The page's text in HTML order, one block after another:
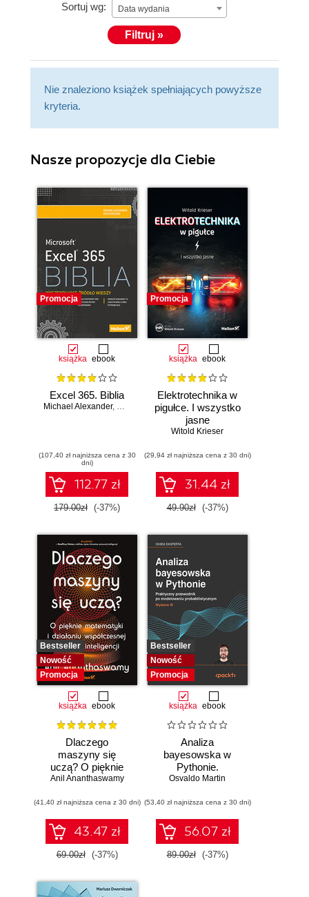
Sortuj wg: Data wydania
Filtruj »
Nie znaleziono książek spełniających powyższe
kryteria.
Nasze propozycje dla Ciebie
Promocja
książka ebook
Excel 365. Biblia
Michael Alexander, Dick Kusleika
(107,40 zł najniższa cena z 30
dni)
112.77 zł
179.00zł (-37%)
Promocja
książka ebook
Elektrotechnika w
pigułce. I wszystko
jasne
Witold Krieser
(29,94 zł najniższa cena z 30 dni)
31.44 zł
49.90zł (-37%)
Bestseller
Nowość
Promocja
książka ebook
Dlaczego
maszyny się
uczą? O pięknie
matematyki i
współczesnej
sztucznej
inteligencji
Anil Ananthaswamy
(41,40 zł najniższa cena z 30 dni)
43.47 zł
69.00zł (-37%)
Bestseller
Nowość
Promocja
książka ebook
Analiza
bayesowska w
Pythonie.
Praktyczny
modelowaniu
probabilistycznym.
Wydanie III
Osvaldo Martin
(53,40 zł najniższa cena z 30 dni)
56.07 zł
89.00zł (-37%)